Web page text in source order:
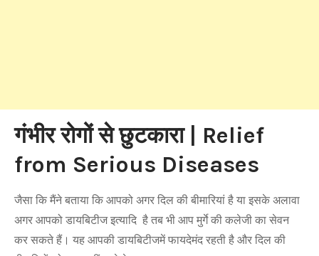
गंभीर रोगों से छुटकारा | Relief
from Serious Diseases
जैसा कि मैंने बताया कि आपको अगर दिल की बीमारियां है या इसके अलावा
अगर आपको डायबिटीज इत्यादि है तब भी आप मुर्गे की कलेजी का सेवन
कर सकते हैं। यह आपकी डायबिटीजमें फायदेमंद रहती है और दिल की